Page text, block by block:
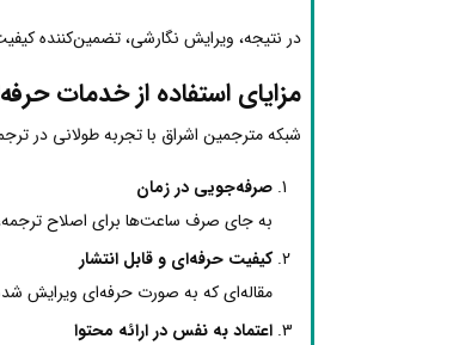
در نتیجه، ویرایش نگارشی، تضمین‌کننده
مزایای استفاده از خدمات
شبکه مترجمین اشراق با تجربه طولانی در
صرفه‌جویی در زمان
به جای صرف ساعت‌ها برای اصلاح
کیفیت حرفه‌ای و قابل انتشار
مقاله‌ای که به صورت حرفه‌ای ویرایش
اعتماد به نفس در ارائه محتوا